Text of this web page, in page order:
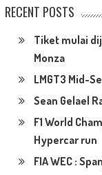
RECENT POSTS
Tiket mulai
Monza
LMGT3 Mid-
Sean Gelael
F1 World
Hypercar run
FIA WEC :